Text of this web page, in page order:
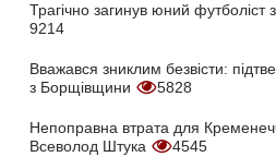
Трагічно загинув юний футболіст
9214
Вважався зниклим безвісти:
з Борщівщини
5828
Непоправна втрата для
Всеволод Штука
4545